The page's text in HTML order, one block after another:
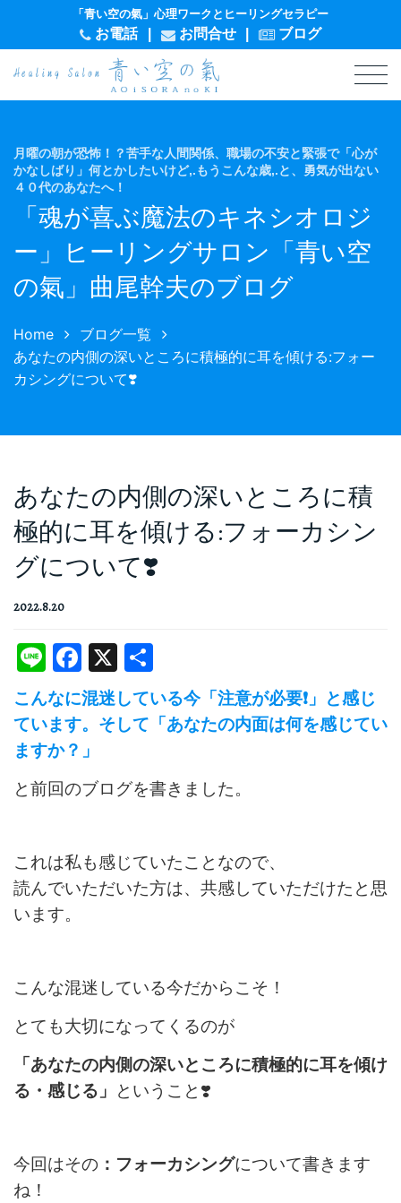
「青い空の氣」心理ワークとヒーリングセラピー
お電話 お問合せ ブログ
月曜の朝が恐怖！？苦手な人間関係、職場の不安と緊張で「心が
かなしばり」何とかしたいけど,.もうこんな歳,.と、勇気が出ない
４０代のあなたへ！
「魂が喜ぶ魔法のキネシオロジ
ー」ヒーリングサロン「青い空
の氣」曲尾幹夫のブログ
Home
ブログ一覧
あなたの内側の深いところに積極的に耳を傾ける:フォー
カシングについて❣️
あなたの内側の深いところに積
極的に耳を傾ける:フォーカシン
グについて❣️
2022.8.20
LineFacebook
X
有
こんなに混迷している今「注意が必要❗️」と感じ
ています。そして「あなたの内面は何を感じてい
ますか？」
と前回のブログを書きました。
これは私も感じていたことなので、
読んでいただいた方は、共感していただけたと思
います。
こんな混迷している今だからこそ！
とても大切になってくるのが
「あなたの内側の深いところに積極的に耳を傾け
る・感じる」
ということ❣️
今回はその ：フォーカシングについて書きます
ね！